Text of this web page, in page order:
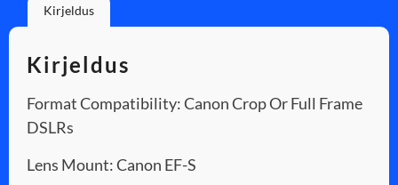
Kirjeldus
Kirjeldus
Format Compatibility: Canon Crop Or Full Frame
DSLRs
Lens Mount: Canon EF-S